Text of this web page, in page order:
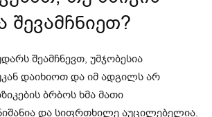
შეამჩნევთ, უმჯობესია
დაიხიოთ და იმ ადგილს არ
ბრბოს ხმა მათი
და სიფრთხილე აუცილებელია.